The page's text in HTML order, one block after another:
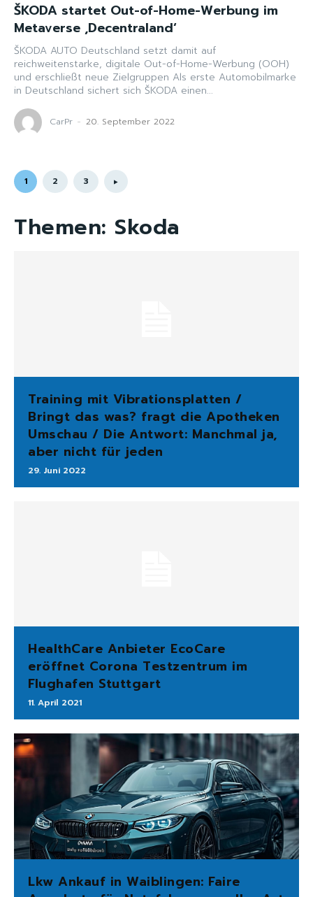
ŠKODA startet Out-of-Home-Werbung im
Metaverse ,Decentraland‘
ŠKODA AUTO Deutschland setzt damit auf
reichweitenstarke, digitale Out-of-Home-Werbung (OOH)
und erschließt neue Zielgruppen Als erste Automobilmarke
in Deutschland sichert sich ŠKODA einen...
CarPr - 20. September 2022
1 2 3
Themen: Skoda
Training mit Vibrationsplatten /
Bringt das was? fragt die Apotheken
Umschau / Die Antwort: Manchmal ja,
aber nicht für jeden
29. Juni 2022
HealthCare Anbieter EcoCare
eröffnet Corona Testzentrum im
Flughafen Stuttgart
11. April 2021
Lkw Ankauf in Waiblingen: Faire